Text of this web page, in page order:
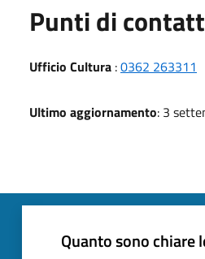
Punti di
Ufficio Cultura :0362 263311
Ultimo aggiornamento: 3
Quanto sono chiare